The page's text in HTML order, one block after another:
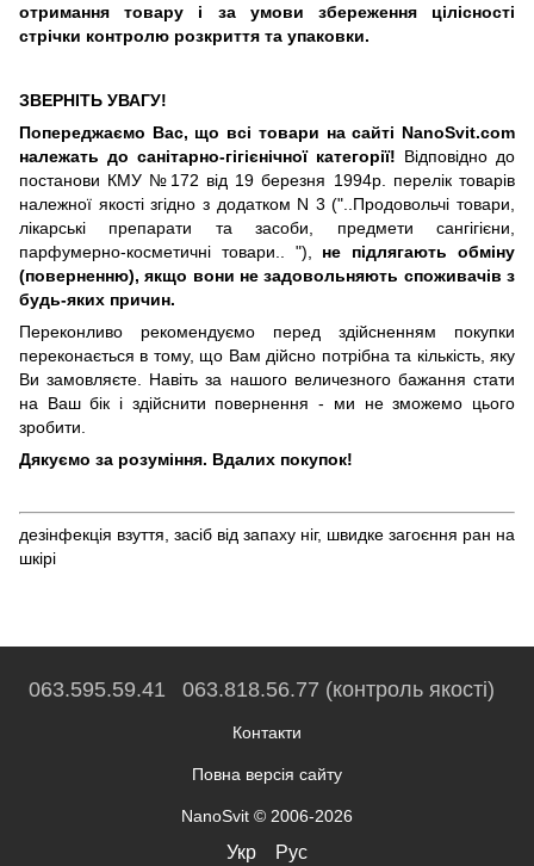
отримання товару і за умови збереження цілісності
стрічки контролю розкриття та упаковки.
ЗВЕРНІТЬ УВАГУ!
Попереджаємо Вас, що всі товари на сайті NanoSvit.com
належать до санітарно-гігієнічної категорії! Відповідно до
постанови КМУ №172 від 19 березня 1994р. перелік товарів
належної якості згідно з додатком N 3 ("..Продовольчі товари,
лікарські препарати та засоби, предмети сангігієни,
парфумерно-косметичні товари.. "), не підлягають обміну
(поверненню), якщо вони не задовольняють споживачів з
будь-яких причин.
Переконливо рекомендуємо перед здійсненням покупки
переконається в тому, що Вам дійсно потрібна та кількість, яку
Ви замовляєте. Навіть за нашого величезного бажання стати
на Ваш бік і здійснити повернення - ми не зможемо цього
зробити.
Дякуємо за розуміння. Вдалих покупок!
дезінфекція взуття засіб від запаху ніг, швидке загоєння ран на
шкірі
063.595.59.41 063.818.56.77 (контроль якості)
Контакти
Повна версія сайту
NanoSvit © 2006-2026
Укр Рус